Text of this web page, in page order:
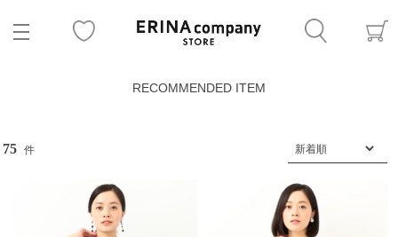
RECOMMENDED ITEM
75 件